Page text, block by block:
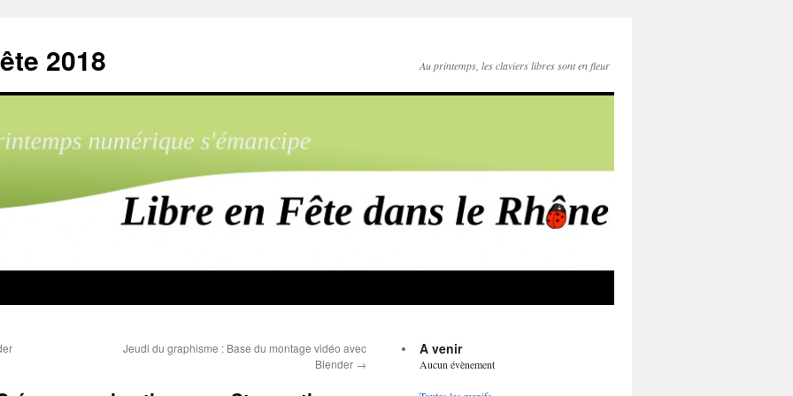
2018 Au printemps, les claviers libres sont en fleur
Jeudi du graphisme : Base du montage vidéo avec
Blender →
A venir
Aucun évènement